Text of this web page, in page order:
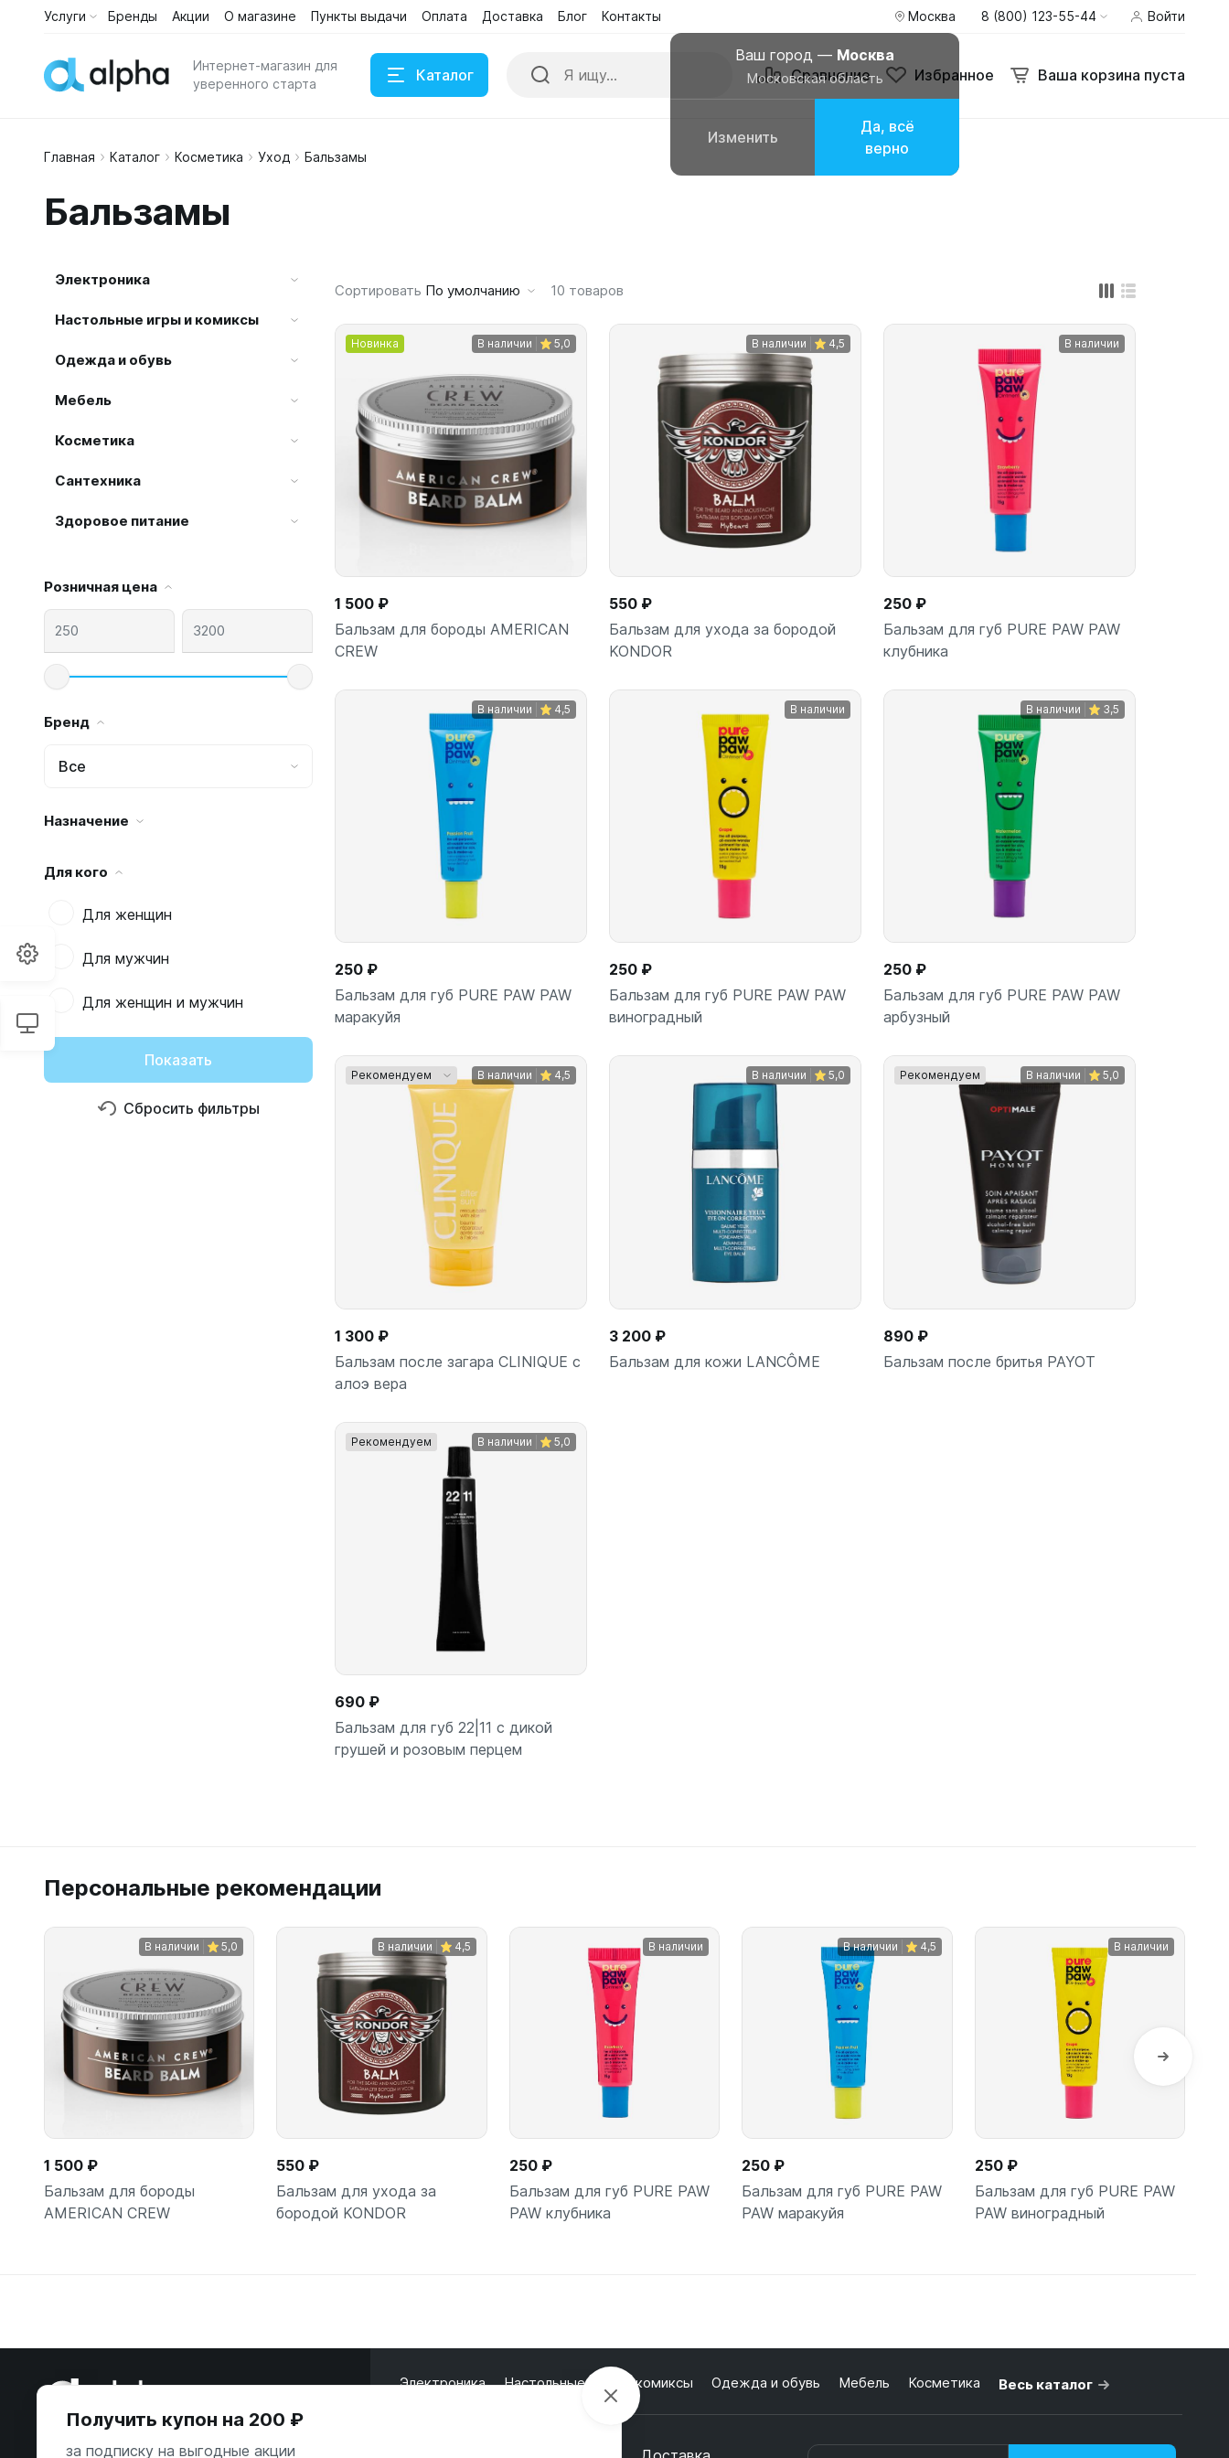
Поиск Сравнение Избранное
Услуги Бренды Акции О магазине Пункты выдачи Оплата Доставка Блог Контакты Москва
Ваш город — Москва
Московская область
Изменить
Да, всё
верно
8 (800) 123-55-44 Войти
Интернет-магазин для
уверенного старта
Каталог Сравнение Избранное Ваша корзина пуста
Наушники
Главная Каталог Косметика Уход Бальзамы
Бальзамы
Электроника
Настольные игры и комиксы
Одежда и обувь
Мебель
Косметика
Сантехника
Здоровое питание
Розничная цена
Бренд
Все
Назначение
Для кого
Для женщин
Для мужчин
Для женщин и мужчин
Показать
Сбросить фильтры
Сортировать По умолчанию 10 товаров
Новинка В наличии 5,0
1 500 ₽
Бальзам для бороды AMERICAN
CREW
В наличии 4,5
550 ₽
Бальзам для ухода за бородой
KONDOR
В наличии
250 ₽
Бальзам для губ PURE PAW PAW
клубника
В наличии 4,5
250 ₽
Бальзам для губ PURE PAW PAW
маракуйя
В наличии
250 ₽
Бальзам для губ PURE PAW PAW
виноградный
В наличии 3,5
250 ₽
Бальзам для губ PURE PAW PAW
арбузный
Рекомендуем В наличии 4,5
1 300 ₽
Бальзам после загара CLINIQUE с
алоэ вера
В наличии 5,0
3 200 ₽
Бальзам для кожи LANCÔME
Рекомендуем В наличии 5,0
890 ₽
Бальзам после бритья PAYOT
Рекомендуем В наличии 5,0
690 ₽
Бальзам для губ 22|11 с дикой
грушей и розовым перцем
Персональные рекомендации
В наличии 5,0
1 500 ₽
Бальзам для бороды
AMERICAN CREW
В наличии 4,5
550 ₽
Бальзам для ухода за
бородой KONDOR
В наличии
250 ₽
Бальзам для губ PURE PAW
PAW клубника
В наличии 4,5
250 ₽
Бальзам для губ PURE PAW
PAW маракуйя
В наличии
250 ₽
Бальзам для губ PURE PAW
PAW виноградный
ООО «Некстайп» 2026 © Все права
защищены
Электроника Настольные игры и комиксы Одежда и обувь Мебель Косметика Весь каталог
Получить купон на 200 ₽
за подписку на выгодные акции